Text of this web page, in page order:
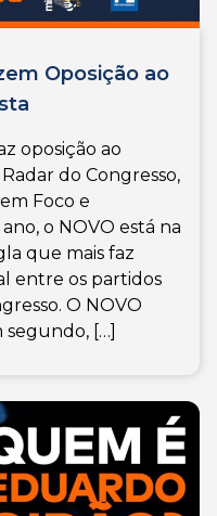
Oposição ao
oposição ao
do Congresso,
Foco e
o NOVO está na
que mais faz
entre os partidos
O NOVO
segundo, […]